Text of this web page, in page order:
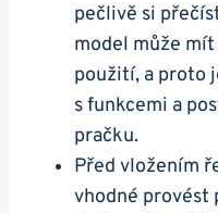
pečlivě‌ si
model ⁣může
použití, ⁢a proto
s funkcemi a
pračku.
Před vložením
vhodné provést